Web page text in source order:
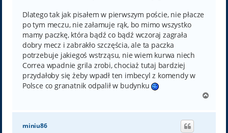
Dlatego tak jak pisałem w pierwszym poście, nie płacze
po tym meczu, nie załamuje rąk, bo mimo wszystko
mamy paczkę, która bądź co bądź wczoraj zagrała
dobry mecz i zabrakło szczęścia, ale ta paczka
potrzebuje jakiegoś wstrząsu, nie wiem kurwa niech
Correa wpadnie grila zrobi, chociaż tutaj bardziej
przydałoby się żeby wpadł ten imbecyl z komendy w
Polsce co granatnik odpalił w budynku
g
miniu86